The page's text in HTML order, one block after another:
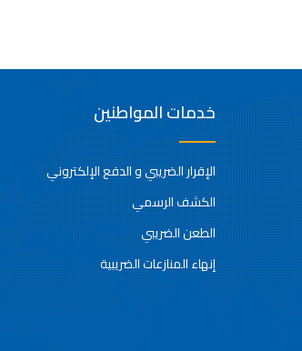
خدمات المواطنين
الإقرار الضريبي و الدفع الإلكتروني
الكشف الرسمي
الطعن الضريبي
إنهاء المنازعات الضريبية